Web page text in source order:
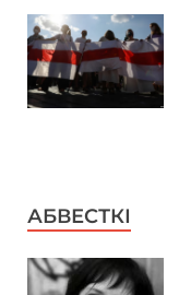
АБВЕСТКІ